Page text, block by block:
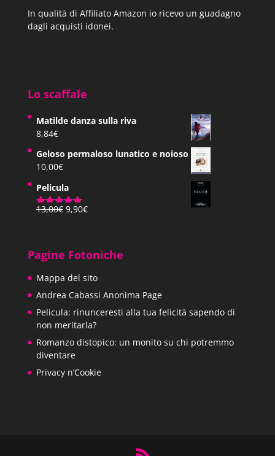
In qualità di Affiliato Amazon io ricevo un guadagno
dagli acquisti idonei.
Lo scaffale
Matilde danza sulla riva
8,84€
Geloso permaloso lunatico e noioso
10,00€
Pelicula
Valutato
13,00€ Il
13,00€.
9,90€Il
9,90€.
Pagine Fotoniche
Mappa del sito
Andrea Cabassi Anonima Page
Pelicula: rinunceresti alla tua felicità sapendo di
non meritarla?
Romanzo distopico: un monito su chi potremmo
diventare
Privacy n’Cookie